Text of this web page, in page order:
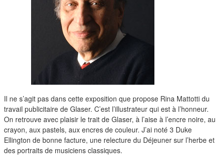
interviews
polaroid
famille
blog
short stories
duos
Il ne s’agit pas dans cette exposition que propose Rina Mattotti du
travail publicitaire de Glaser. C’est l’illustrateur qui est à l’honneur.
On retrouve avec plaisir le trait de Glaser, à l’aise à l’encre noire, au
crayon, aux pastels, aux encres de couleur. J’ai noté 3 Duke
Ellington de bonne facture, une relecture du Déjeuner sur l’herbe et
des portraits de musiciens classiques.